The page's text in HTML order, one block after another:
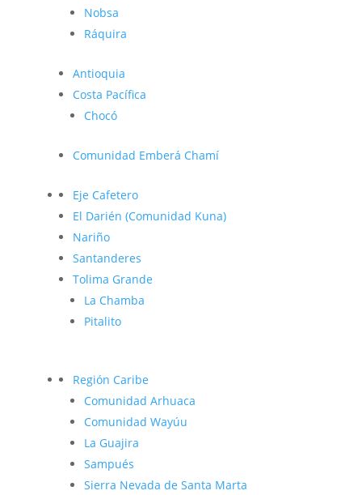
Nobsa
Ráquira
Antioquia
Costa Pacífica
Chocó
Comunidad Emberá Chamí
Eje Cafetero
El Darién (Comunidad Kuna)
Nariño
Santanderes
Tolima Grande
La Chamba
Pitalito
Región Caribe
Comunidad Arhuaca
Comunidad Wayúu
La Guajira
Sampués
Sierra Nevada de Santa Marta